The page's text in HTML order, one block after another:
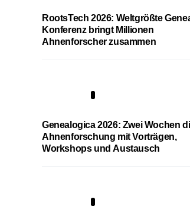
RootsTech 2026: Weltgrößte
Konferenz bringt Millionen
Ahnenforscher zusammen
Genealogica 2026: Zwei Wochen
Ahnenforschung mit Vorträgen,
Workshops und Austausch